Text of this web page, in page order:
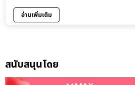
อ่านเพิ่มเติม
สนับสนุนโดย